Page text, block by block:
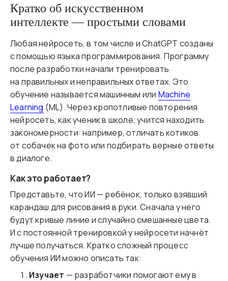
Кратко об искусственном
интеллекте — простыми словами
Любая нейросеть, в том числе и ChatGPT созданы
с помощью языка программирования. Программу
после разработки начали тренировать
на правильных и неправильных ответах. Это
обучение называется машинным или Machine
Learning (ML). Через кропотливые повторения
нейросеть, как ученик в школе, учится находить
закономерности: например, отличать котиков
от собачек на фото или подбирать верные ответы
в диалоге.
Как это работает?
Представьте, что ИИ — ребёнок, только взявший
карандаш для рисования в руки. Сначала у него
будут кривые линие и случайно смешанные цвета.
И с постоянной тренировкой у нейросети начнёт
лучше получаться. Кратко сложный процесс
обучения ИИ можно описать так:
Изучает — разработчики помогают ему в